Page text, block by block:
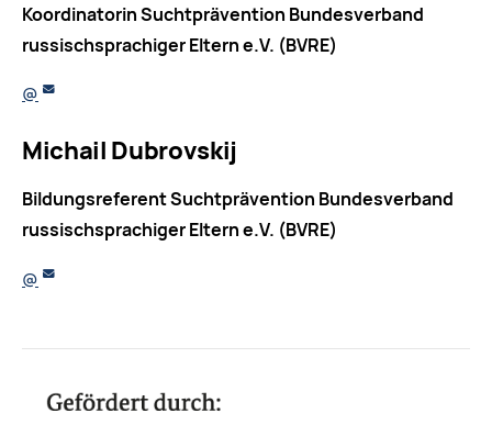
Koordinatorin Suchtprävention Bundesverband
russischsprachiger Eltern e.V. (BVRE)
@
Michail Dubrovskij
Bildungsreferent Suchtprävention Bundesverband
russischsprachiger Eltern e.V. (BVRE)
@